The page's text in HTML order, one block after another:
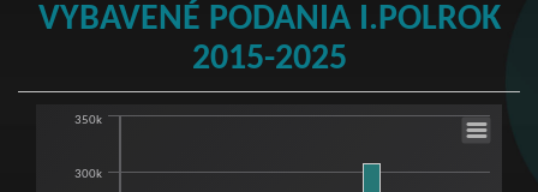
VYBAVENÉ PODANIA I.POLROK
2015-2025
Porovnanie výkonov -vybavené podania
Bar chart with 11 bars.
300k
350k